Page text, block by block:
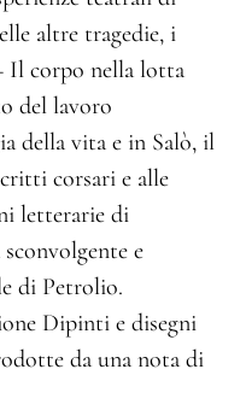
altre tragedie, i
Il corpo nella lotta
del lavoro
della vita e in Salò, il
corsari e alle
letterarie di
e
di Petrolio.
Dipinti e disegni
da una nota di